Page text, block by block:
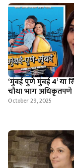
‘मुंबई पुणे मुंबई 4’ या
चौथा भाग अधिकृतपणे
October 29, 2025